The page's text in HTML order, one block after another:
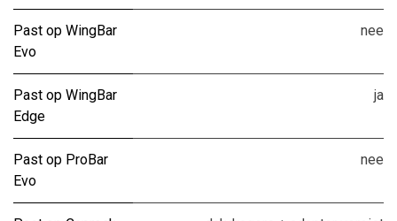
Past op WingBar
Evo
nee
Past op WingBar
Edge
ja
Past op ProBar
Evo
nee